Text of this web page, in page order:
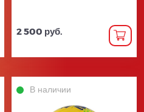
2 500 руб.
В наличии